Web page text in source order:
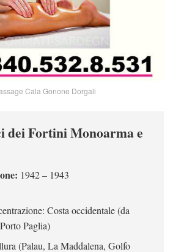
Cala Gonone Dorgali
dei Fortini Monoarma e
1942 – 1943
Costa occidentale (da
Paglia)
(Palau, La Maddalena, Golfo